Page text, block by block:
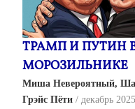
ТРАМП И ПУТИН
МОРОЗИЛЬНИКЕ
Миша Невероятный,
Грэйс Пёти
декабрь 2025